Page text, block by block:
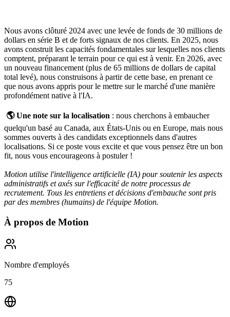
Nous avons clôturé 2024 avec une levée de fonds de 30 millions de
dollars en série B et de forts signaux de nos clients. En 2025, nous
avons construit les capacités fondamentales sur lesquelles nos clients
comptent, préparant le terrain pour ce qui est à venir. En 2026, avec
un nouveau financement (plus de 65 millions de dollars de capital
total levé), nous construisons à partir de cette base, en prenant ce
que nous avons appris pour le mettre sur le marché d'une manière
profondément native à l'IA.
🌎 Une note sur la localisation : nous cherchons à embaucher
quelqu'un basé au Canada, aux États-Unis ou en Europe, mais nous
sommes ouverts à des candidats exceptionnels dans d'autres
localisations. Si ce poste vous excite et que vous pensez être un bon
fit, nous vous encourageons à postuler !
Motion utilise l'intelligence artificielle (IA) pour soutenir les aspects
administratifs et axés sur l'efficacité de notre processus de
recrutement. Tous les entretiens et décisions d'embauche sont pris
par des membres (humains) de l'équipe Motion.
À propos de Motion
Nombre d'employés
75